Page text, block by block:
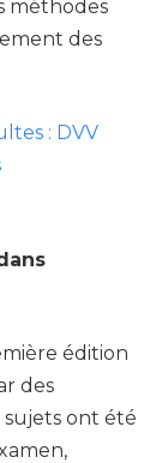
méthodes
des
: DVV
édition
des
ont été